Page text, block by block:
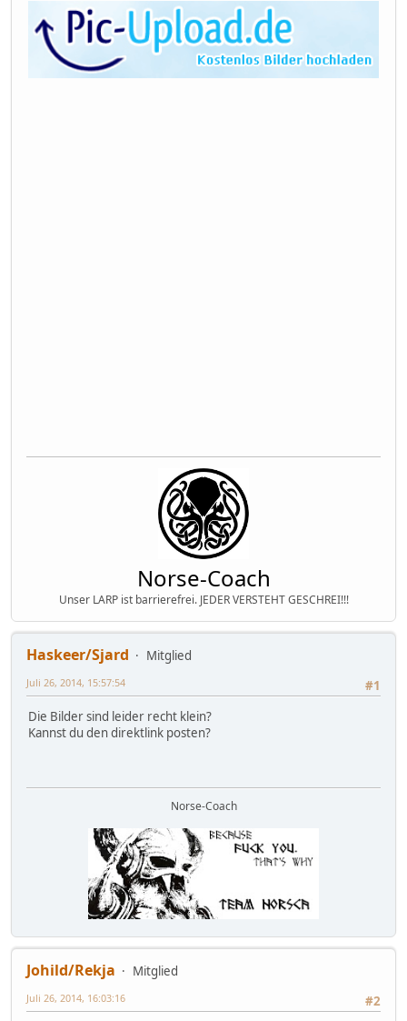
Norse-Coach
Unser LARP ist barrierefrei. JEDER VERSTEHT GESCHREI!!!
Haskeer/Sjard
Mitglied
#1
Juli 26, 2014, 15:57:54
Die Bilder sind leider recht klein?
Kannst du den direktlink posten?
Norse-Coach
Johild/Rekja
Mitglied
#2
Juli 26, 2014, 16:03:16